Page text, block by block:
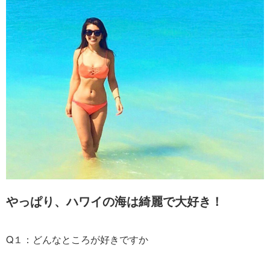
やっぱり、ハワイの海は綺麗で大好き！
Q１：どんなところが好きですか